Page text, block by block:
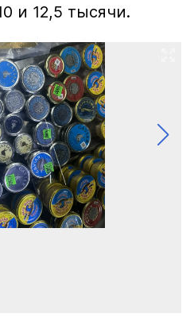
и 12,5 тысячи.